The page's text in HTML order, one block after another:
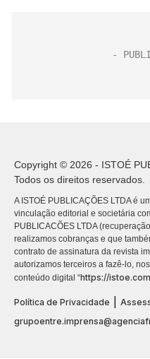
Copyright © 2026 - ISTOÉ
Todos os direitos reservados.
A ISTOÉ PUBLICAÇÕES LTDA é
vinculação editorial e societária
PUBLICACÕES LTDA
realizamos cobranças e que
contrato de assinatura da revista
autorizamos terceiros a fazê-lo,
conteúdo digital “https://
Política de Privacidade